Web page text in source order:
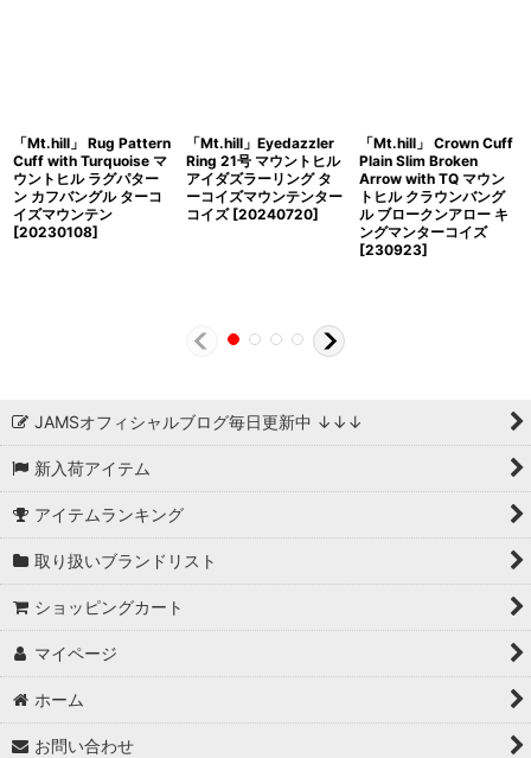
「Mt.hill」 Rug Pattern
Cuff with Turquoise マ
ウントヒル ラグパター
ン カフバングル ターコ
イズマウンテン
[20230108]
「Mt.hill」Eyedazzler
Ring 21号 マウントヒル
アイダズラーリング タ
ーコイズマウンテンター
コイズ [20240720]
「Mt.hill」 Crown Cuff
Plain Slim Broken
Arrow with TQ マウン
トヒル クラウンバング
ル ブロークンアロー キ
ングマンターコイズ
[230923]
JAMSオフィシャルブログ毎日更新中 ↓↓↓
新入荷アイテム
アイテムランキング
取り扱いブランドリスト
ショッピングカート
マイページ
ホーム
お問い合わせ